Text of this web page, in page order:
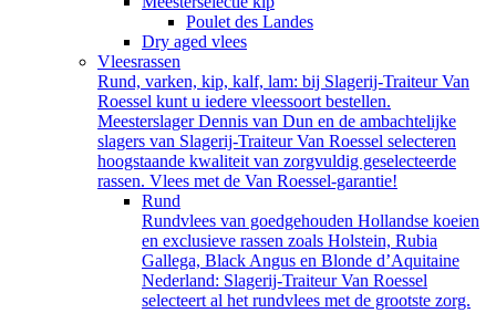
Poulet des Landes
Dry aged vlees
Vleesrassen
Rund, varken, kip, kalf, lam: bij Slagerij-Traiteur Van
Roessel kunt u iedere vleessoort bestellen.
Meesterslager Dennis van Dun en de ambachtelijke
slagers van Slagerij-Traiteur Van Roessel selecteren
hoogstaande kwaliteit van zorgvuldig geselecteerde
rassen. Vlees met de Van Roessel-garantie!
Rund
Rundvlees van goedgehouden Hollandse koeien
en exclusieve rassen zoals Holstein, Rubia
Gallega, Black Angus en Blonde d’Aquitaine
Nederland: Slagerij-Traiteur Van Roessel
selecteert al het rundvlees met de grootste zorg.